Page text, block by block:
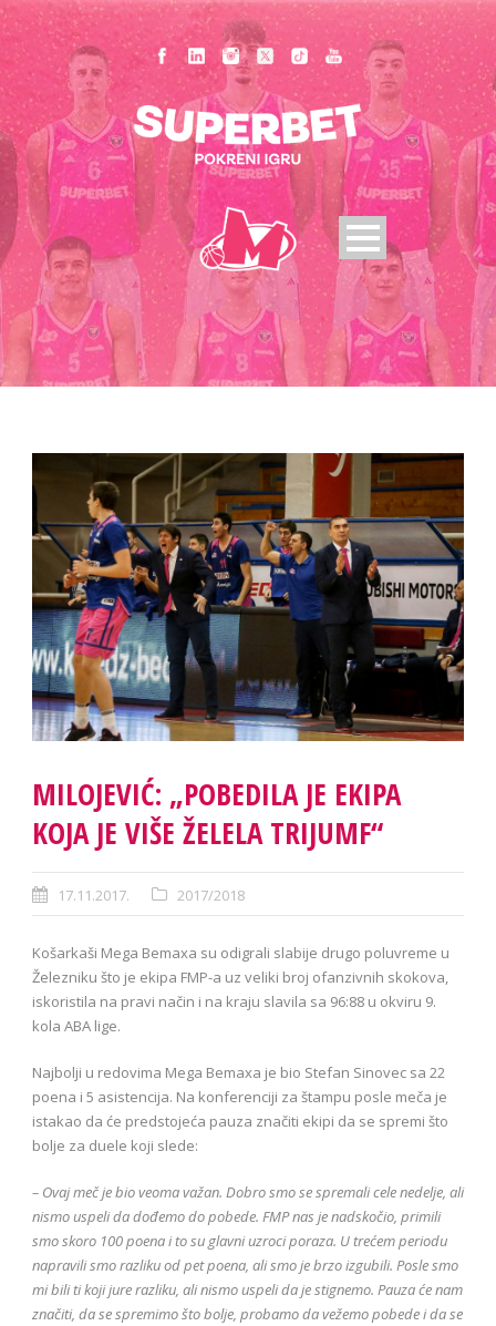
MILOJEVIĆ: „POBEDILA JE EKIPA
KOJA JE VIŠE ŽELELA TRIJUMF“
17.11.2017. 2017/2018
Košarkaši Mega Bemaxa su odigrali slabije drugo poluvreme u
Železniku što je ekipa FMP-a uz veliki broj ofanzivnih skokova,
iskoristila na pravi način i na kraju slavila sa 96:88 u okviru 9.
kola ABA lige.
Najbolji u redovima Mega Bemaxa je bio Stefan Sinovec sa 22
poena i 5 asistencija. Na konferenciji za štampu posle meča je
istakao da će predstojeća pauza značiti ekipi da se spremi što
bolje za duele koji slede:
– Ovaj meč je bio veoma važan. Dobro smo se spremali cele nedelje, ali
nismo uspeli da dođemo do pobede. FMP nas je nadskočio, primili
smo skoro 100 poena i to su glavni uzroci poraza. U trećem periodu
napravili smo razliku od pet poena, ali smo je brzo izgubili. Posle smo
mi bili ti koji jure razliku, ali nismo uspeli da je stignemo. Pauza će nam
značiti, da se spremimo što bolje, probamo da vežemo pobede i da se